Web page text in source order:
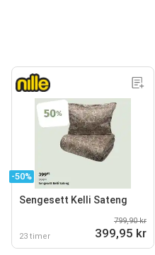
-50%
Sengesett Kelli Sateng
23 timer
799,90 kr
399,95 kr